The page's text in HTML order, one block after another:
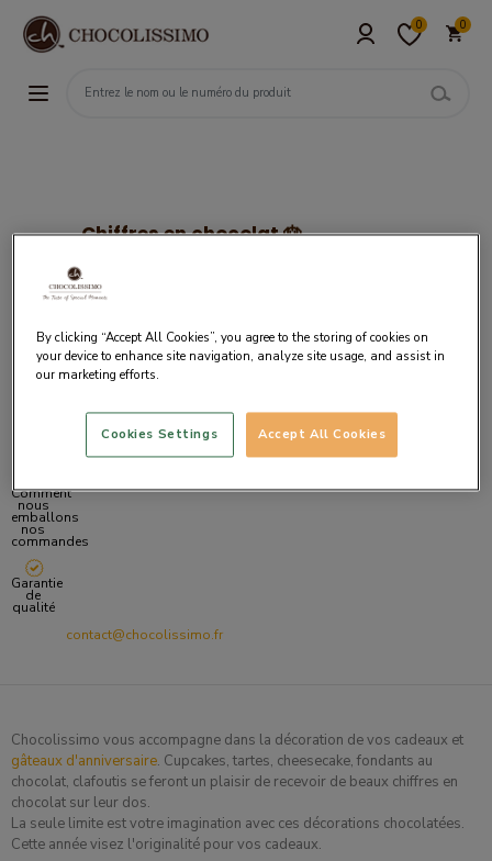
0 0
Chiffres en chocolat 🎂
lettres en différents chocolats pour exprimer des
t'aime.
Comment
nous
emballons
nos
commandes
Garantie
de
qualité
contact@chocolissimo.fr
Chocolissimo vous accompagne dans la décoration de vos cadeaux et
gâteaux d'anniversaire. Cupcakes, tartes, cheesecake, fondants au
chocolat, clafoutis se feront un plaisir de recevoir de beaux chiffres en
chocolat sur leur dos.
La seule limite est votre imagination avec ces décorations chocolatées.
Cette année visez l'originalité pour vos cadeaux.
By clicking “Accept All Cookies”, you agree to the storing of cookies on
your device to enhance site navigation, analyze site usage, and assist in
our marketing efforts.
Accept All Cookies
Cookies Settings